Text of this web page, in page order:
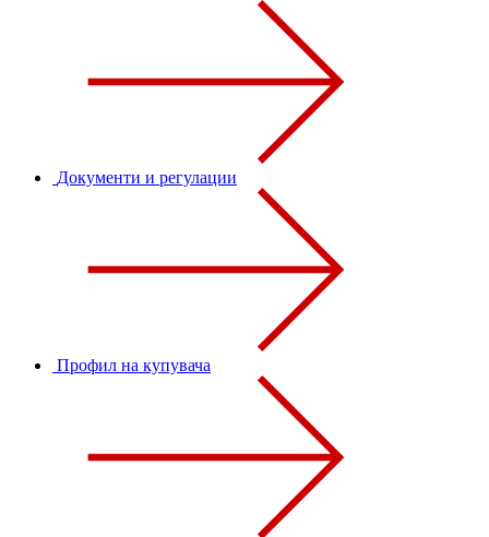
Документи и регулации
Профил на купувача